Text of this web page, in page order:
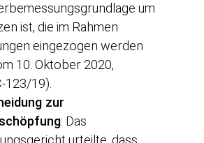
um
ist, die im Rahmen
eingezogen werden
10. Oktober 2020,
123/19).
zur
: Das